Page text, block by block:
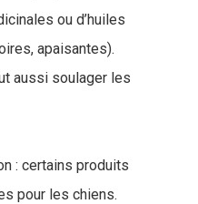
ou d’huiles
apaisantes).
aussi soulager les
: certains produits
pour les chiens.